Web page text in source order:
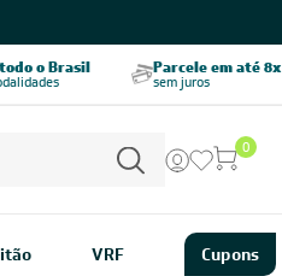
o Brasil Parcele em até 8x
sem juros
0
VRF Cupons